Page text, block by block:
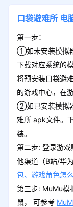
口袋避难所 电
第一步：
①如未安装模拟
下载对应系统的
将预安装口袋避
的游戏中心，在
②如已安装模拟
难所 apk文件。
装。
第二步: 登录游
他渠道（B站/华
包、游戏角色怎
第三步: MuMu模
鼠， 可参考